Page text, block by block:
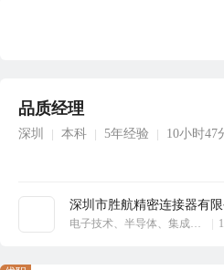
品质经理
深圳 本科 5年经验 10小时47
深圳市胜航精密连接器有限
电子技术、半导体、集成电路
立即沟通